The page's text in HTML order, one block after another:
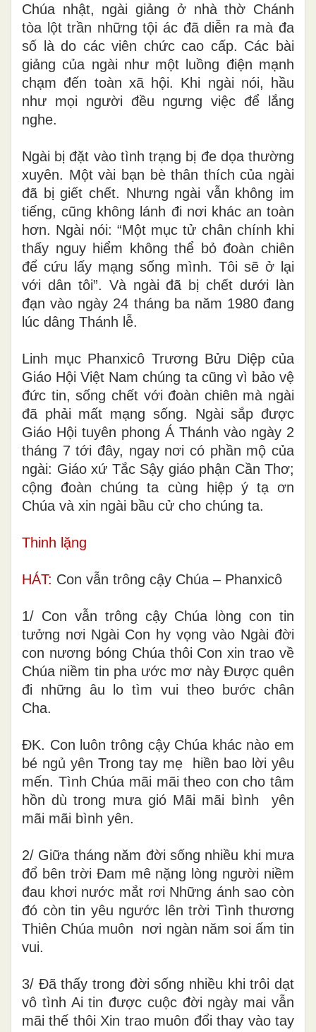
Chúa nhật, ngài giảng ở nhà thờ Chánh
tòa lột trần những tội ác đã diễn ra mà đa
số là do các viên chức cao cấp. Các bài
giảng của ngài như một luồng điện mạnh
chạm đến toàn xã hội. Khi ngài nói, hầu
như mọi người đều ngưng việc để lắng
nghe.
Ngài bị đặt vào tình trạng bị đe dọa thường
xuyên. Một vài bạn bè thân thích của ngài
đã bị giết chết. Nhưng ngài vẫn không im
tiếng, cũng không lánh đi nơi khác an toàn
hơn. Ngài nói: “Một mục tử chân chính khi
thấy nguy hiểm không thể bỏ đoàn chiên
để cứu lấy mạng sống mình. Tôi sẽ ở lại
với dân tôi”. Và ngài đã bị chết dưới làn
đạn vào ngày 24 tháng ba năm 1980 đang
lúc dâng Thánh lễ.
Linh mục Phanxicô Trương Bửu Diệp của
Giáo Hội Việt Nam chúng ta cũng vì bảo vệ
đức tin, sống chết với đoàn chiên mà ngài
đã phải mất mạng sống. Ngài sắp được
Giáo Hội tuyên phong Á Thánh vào ngày 2
tháng 7 tới đây, ngay nơi có phần mộ của
ngài: Giáo xứ Tắc Sậy giáo phận Cần Thơ;
cộng đoàn chúng ta cùng hiệp ý tạ ơn
Chúa và xin ngài bầu cử cho chúng ta.
Thinh lặng
HÁT: Con vẫn trông cậy Chúa – Phanxicô
1/ Con vẫn trông cậy Chúa lòng con tin
tưởng nơi Ngài Con hy vọng vào Ngài đời
con nương bóng Chúa thôi Con xin trao về
Chúa niềm tin pha ước mơ này Được quên
đi những âu lo tìm vui theo bước chân
Cha.
ĐK. Con luôn trông cậy Chúa khác nào em
bé ngủ yên Trong tay mẹ hiền bao lời yêu
mến. Tình Chúa mãi mãi theo con cho tâm
hồn dù trong mưa gió Mãi mãi bình yên
mãi mãi bình yên.
2/ Giữa tháng năm đời sống nhiều khi mưa
đổ bên trời Ðam mê nặng lòng người niềm
đau khơi nước mắt rơi Những ánh sao còn
đó còn tin yêu ngước lên trời Tình thương
Thiên Chúa muôn nơi ngàn năm soi ấm tin
vui.
3/ Đã thấy trong đời sống nhiều khi trôi dạt
vô tình Ai tin được cuộc đời ngày mai vẫn
mãi thế thôi Xin trao muôn đổi thay vào tay